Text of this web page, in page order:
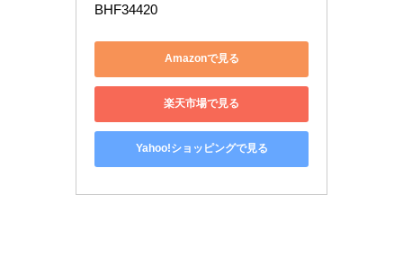
BHF34420
Amazonで見る
楽天市場で見る
Yahoo!ショッピングで見る